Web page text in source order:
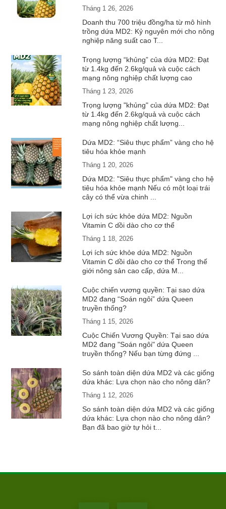
Tháng 1 26, 2026
Doanh thu 700 triệu đồng/ha từ mô hình
trồng dứa MD2: Kỷ nguyên mới cho nông
nghiệp năng suất cao T...
Trọng lượng “khủng” của dứa MD2: Đạt
từ 1.4kg đến 2.6kg/quả và cuộc cách
mạng nông nghiệp chất lượng cao
Tháng 1 23, 2026
Trọng lượng "khủng" của dứa MD2: Đạt
từ 1.4kg đến 2.6kg/quả và cuộc cách
mạng nông nghiệp chất lượng...
Dứa MD2: “Siêu thực phẩm” vàng cho hệ
tiêu hóa khỏe mạnh
Tháng 1 20, 2026
Dứa MD2: "Siêu thực phẩm" vàng cho hệ
tiêu hóa khỏe mạnh Nếu có một loại trái
cây có thể vừa chinh ...
Lợi ích sức khỏe dứa MD2: Nguồn
Vitamin C dồi dào cho cơ thể
Tháng 1 18, 2026
Lợi ích sức khỏe dứa MD2: Nguồn
Vitamin C dồi dào cho cơ thể Trong thế
giới nông sản cao cấp, dứa M...
Cuộc chiến vương quyền: Tại sao dứa
MD2 đang “Soán ngôi” dứa Queen
truyền thống?
Tháng 1 15, 2026
Cuộc Chiến Vương Quyền: Tại sao dứa
MD2 đang "Soán ngôi" dứa Queen
truyền thống? Nếu bạn từng đứng ...
So sánh toàn diện dứa MD2 và các giống
dứa khác: Lựa chọn nào cho nông dân?
Tháng 1 12, 2026
So sánh toàn diện dứa MD2 và các giống
dứa khác: Lựa chọn nào cho nông dân?
Bạn đã bao giờ tự hỏi t...